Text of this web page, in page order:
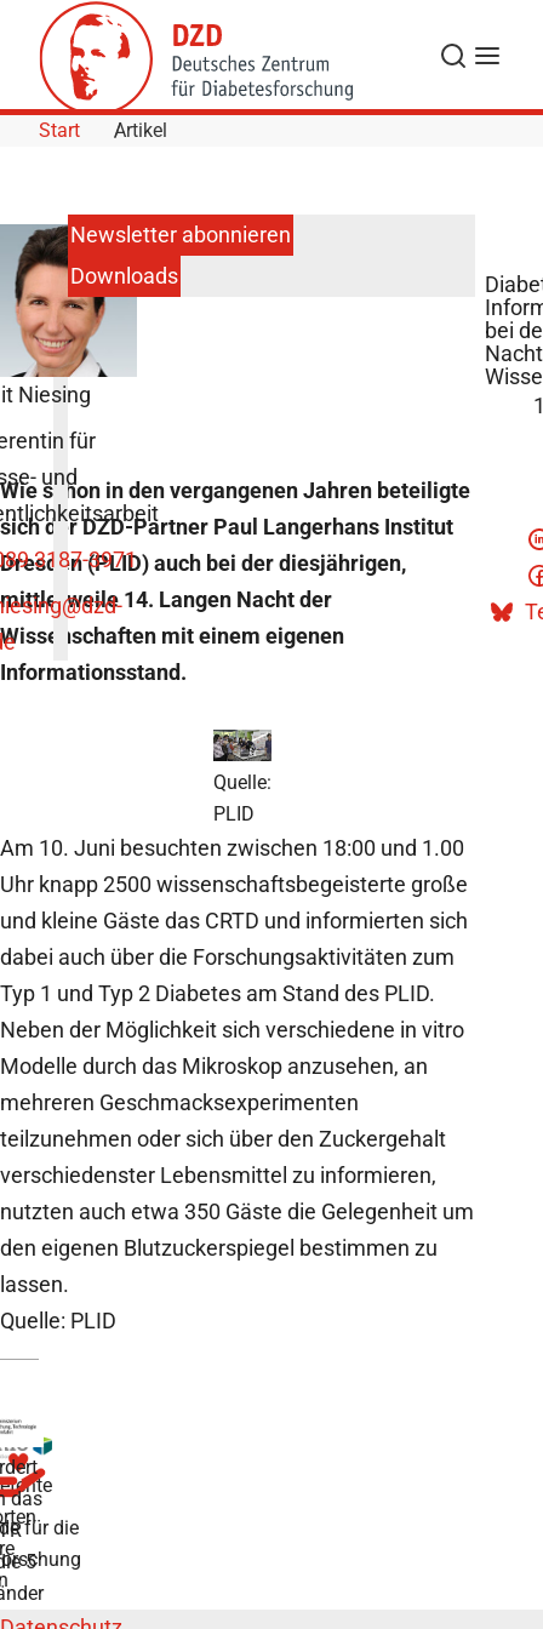
Skip to Content
Suche
Start Artikel
bei
Wie schon in den vergangenen Jahren beteiligte
sich der DZD-Partner Paul Langerhans Institut
Dresden (PLID) auch bei der diesjährigen,
mittlerweile 14. Langen Nacht der
Wissenschaften mit einem eigenen
Informationsstand.
Quelle:
PLID
Am 10. Juni besuchten zwischen 18:00 und 1.00
Uhr knapp 2500 wissenschaftsbegeisterte große
und kleine Gäste das CRTD und informierten sich
dabei auch über die Forschungsaktivitäten zum
Typ 1 und Typ 2 Diabetes am Stand des PLID.
Neben der Möglichkeit sich verschiedene in vitro
Modelle durch das Mikroskop anzusehen, an
mehreren Geschmacksexperimenten
teilzunehmen oder sich über den Zuckergehalt
verschiedenster Lebensmittel zu informieren,
nutzten auch etwa 350 Gäste die Gelegenheit um
den eigenen Blutzuckerspiegel bestimmen zu
lassen.
Quelle: PLID
Niesing
für
und
3187-3971
@dzd-
Newsletter abonnieren
Downloads
für die
das
5